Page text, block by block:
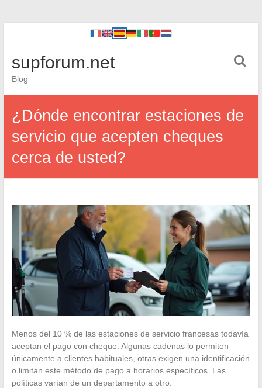
supforum.net
Blog
¿Dónde encontrar estaciones de
servicio que acepten cheques
cerca de usted?
Menos del 10 % de las estaciones de servicio francesas todavía
aceptan el pago con cheque. Algunas cadenas lo permiten
únicamente a clientes habituales, otras exigen una identificación
o limitan este método de pago a horarios específicos. Las
políticas varían de un departamento a otro.